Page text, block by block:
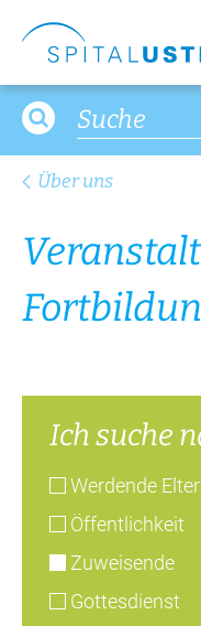
Über uns
Ich suche
Werdende
Öffentlichkeit
Zuweisende
Gottesdienst